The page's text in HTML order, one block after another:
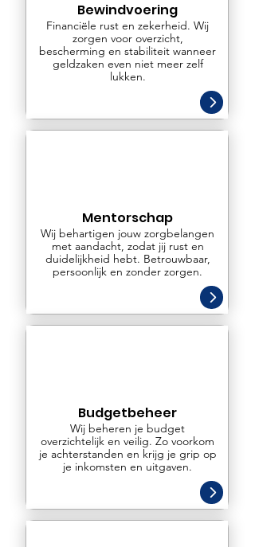
Bewindvoering
Financiële rust en zekerheid. Wij
zorgen voor overzicht,
bescherming en stabiliteit wanneer
geldzaken even niet meer zelf
lukken.
Mentorschap
Wij behartigen jouw zorgbelangen
met aandacht, zodat jij rust en
duidelijkheid hebt. Betrouwbaar,
persoonlijk en zonder zorgen.
Budgetbeheer
Wij beheren je budget
overzichtelijk en veilig. Zo voorkom
je achterstanden en krijg je grip op
je inkomsten en uitgaven.